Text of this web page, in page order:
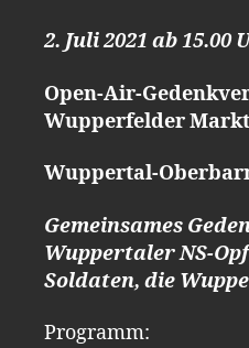
2. Juli 2021 ab 15.00
Open-Air-
Wupperfelder
Wuppertal-
Gemeinsames
Wuppertaler NS-
Soldaten, die
Programm: